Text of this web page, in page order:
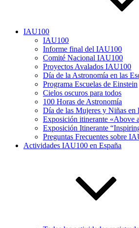
IAU100
IAU100
Informe final del IAU100
Comité Nacional IAU100
Proyectos Avalados IAU100
Día de la Astronomía en las
Programa Escuelas de Einstein
Cielos oscuros para todos
100 Horas de Astronomía
Día de las Mujeres y Niñas en
Exposición itinerante «Above
Exposición Itinerante
Preguntas Frecuentes sobre
Actividades IAU100 en España